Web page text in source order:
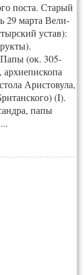
пос­та. Старый
29 марта Ве­ли­
ус­тав):
(ок. 305-
Аристовула,
(I).
папы